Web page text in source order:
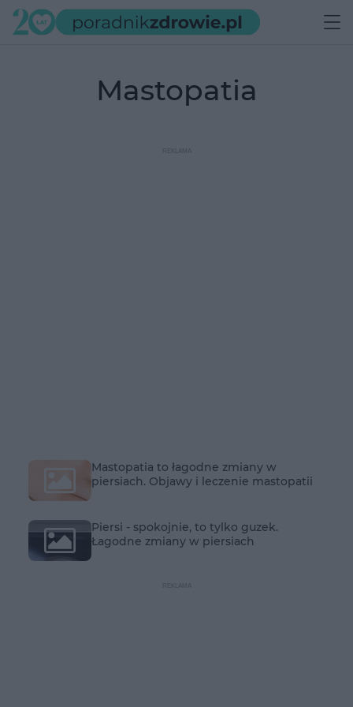
Mastopatia
Mastopatia to łagodne zmiany w
piersiach. Objawy i leczenie mastopatii
Piersi - spokojnie, to tylko guzek.
Łagodne zmiany w piersiach